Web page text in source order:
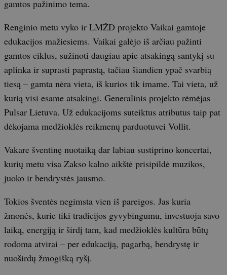
gamtos pažinimo tema.
Renginio metu vyko ir LMŽD projekto Vaikai gamtoje
edukacijos mažiesiems. Vaikai galėjo iš arčiau pažinti
gamtos ciklus, sužinoti daugiau apie atsakingą santykį su
aplinka ir suprasti paprastą, tačiau šiandien ypač svarbią
tiesą – gamta nėra vieta, iš kurios tik imame. Tai vieta, už
kurią visi esame atsakingi. Generalinis projekto rėmėjas –
Pulsar Lietuva. Už edukacijoms suteiktus atributus taip pat
dėkojama medžioklės reikmenų parduotuvei Vollit.
Vakare šventinę nuotaiką dar labiau sustiprino koncertai,
kurių metu visa Zakso kalno aikštė prisipildė muzikos,
juoko ir bendrystės jausmo.
Tokios šventės negimsta vien iš pareigos. Jas kuria
žmonės, kurie tiki tradicijos gyvybingumu, investuoja savo
laiką, energiją ir širdį tam, kad medžioklės kultūra būtų
rodoma atvirai – per edukaciją, pagarbą, bendrystę ir
nuoširdų žmogišką ryšį.